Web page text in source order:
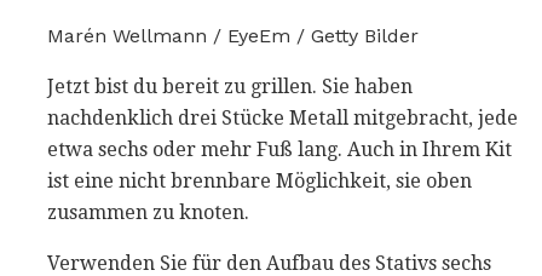
Marén Wellmann / EyeEm / Getty Bilder
Jetzt bist du bereit zu grillen. Sie haben
nachdenklich drei Stücke Metall mitgebracht, jede
etwa sechs oder mehr Fuß lang. Auch in Ihrem Kit
ist eine nicht brennbare Möglichkeit, sie oben
zusammen zu knoten.
Verwenden Sie für den Aufbau des Stativs sechs